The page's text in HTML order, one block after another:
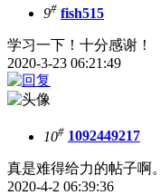
9# fish515
学习一下！十分感谢！
2020-3-23 06:21:49
10# 1092449217
真是难得给力的帖子啊。
2020-4-2 06:39:36